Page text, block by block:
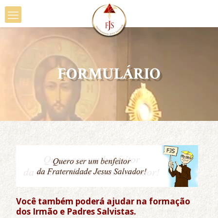
FORMULÁRIO
Você também poderá ajudar na formação
dos Irmão e Padres Salvistas.